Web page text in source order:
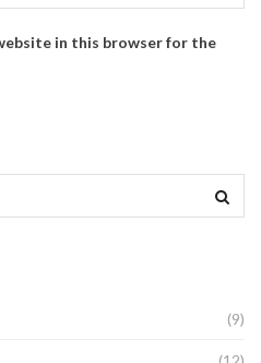
in this browser for the
(9)